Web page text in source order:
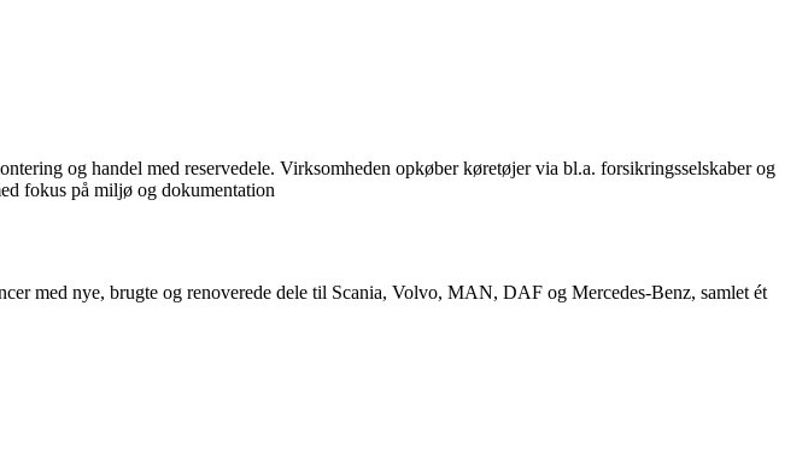
og handel med reservedele. Virksomheden opkøber køretøjer via bl.a. forsikringsselskaber og
fokus på miljø og dokumentation
med nye, brugte og renoverede dele til Scania, Volvo, MAN, DAF og Mercedes-Benz, samlet ét